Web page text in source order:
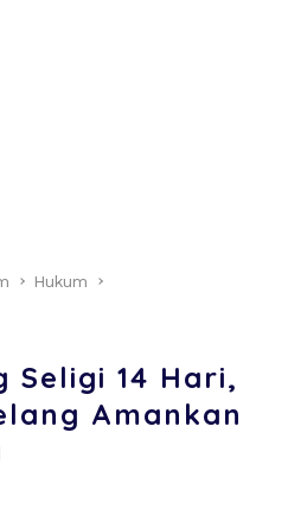
Hukum
Seligi 14 Hari,
Amankan